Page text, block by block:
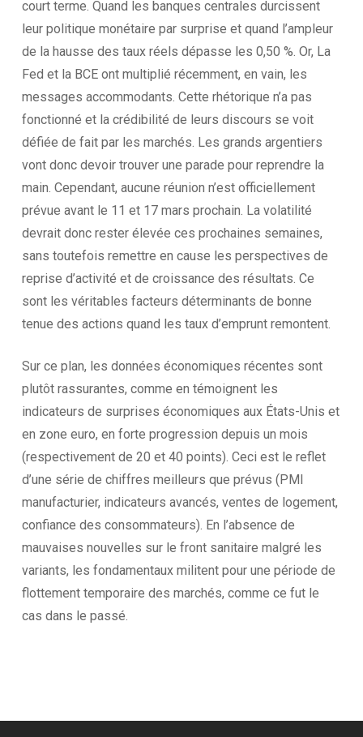
court terme. Quand les banques centrales durcissent
leur politique monétaire par surprise et quand l’ampleur
de la hausse des taux réels dépasse les 0,50 %. Or, La
Fed et la BCE ont multiplié récemment, en vain, les
messages accommodants. Cette rhétorique n’a pas
fonctionné et la crédibilité de leurs discours se voit
défiée de fait par les marchés. Les grands argentiers
vont donc devoir trouver une parade pour reprendre la
main. Cependant, aucune réunion n’est officiellement
prévue avant le 11 et 17 mars prochain. La volatilité
devrait donc rester élevée ces prochaines semaines,
sans toutefois remettre en cause les perspectives de
reprise d’activité et de croissance des résultats. Ce
sont les véritables facteurs déterminants de bonne
tenue des actions quand les taux d’emprunt remontent.
Sur ce plan, les données économiques récentes sont
plutôt rassurantes, comme en témoignent les
indicateurs de surprises économiques aux États-Unis et
en zone euro, en forte progression depuis un mois
(respectivement de 20 et 40 points). Ceci est le reflet
d’une série de chiffres meilleurs que prévus (PMI
manufacturier, indicateurs avancés, ventes de logement,
confiance des consommateurs). En l’absence de
mauvaises nouvelles sur le front sanitaire malgré les
variants, les fondamentaux militent pour une période de
flottement temporaire des marchés, comme ce fut le
cas dans le passé.